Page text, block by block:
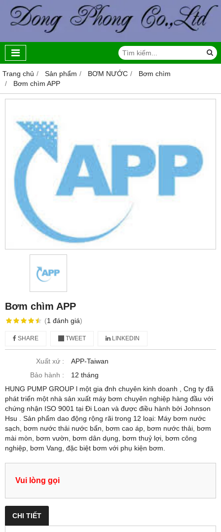
Trang chủ Sản phẩm BƠM NƯỚC
Bơm chìm
Bơm chìm APP
Bơm chìm APP
(1 đánh giá)
SHARE TWEET LINKEDIN
Xuất xứ :
APP-Taiwan
Bảo hành :
12 tháng
HUNG PUMP GROUP l một gia đnh chuyên kinh doanh , Cng ty đã
phát triển một nhà sản xuất máy bơm chuyên nghiệp hàng đầu với
chứng nhận ISO 9001 tại Đi Loan và được điều hành bởi Johnson
Hsu . Sản phẩm dao động rộng rãi trong 12 loại: Máy bơm nước
sạch, bơm nước thải nước bẩn, bơm cao áp, bơm nước thải, bơm
mài mòn, bơm vườn, bơm dân dụng, bơm thuỷ lợi, bơm công
nghiệp, bơm Vang, đặc biệt bơm với phụ kiện bơm.
Vui lòng gọi
CHI TIẾT